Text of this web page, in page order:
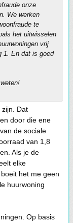
onze
We werken
te
het uitwisselen
vrij
1. En dat is goed
zijn. Dat
door die ene
de sociale
van 1,8
Als je de
elke
het me geen
huurwoning
Op basis